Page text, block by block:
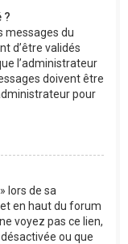
?
messages du
d’être validés
l’administrateur
doivent être
pour
lors de sa
en haut du forum
voyez pas ce lien,
ou que